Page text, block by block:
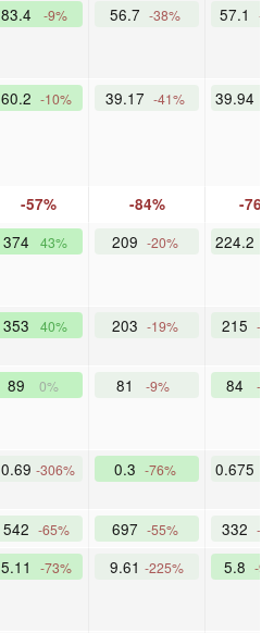
83.4 -9% 56.7 -38% 57.1 -
60.2 -10% 39.17 -41% 39.94
-57% -84% -76%
374 43% 209 -20% 224.2
353 40% 203 -19% 215 -
89 0% 81 -9% 84 -
0.69 -306% 0.3 -76% 0.675
542 -65% 697 -55% 332 -
5.11 -73% 9.61 -225% 5.8 -